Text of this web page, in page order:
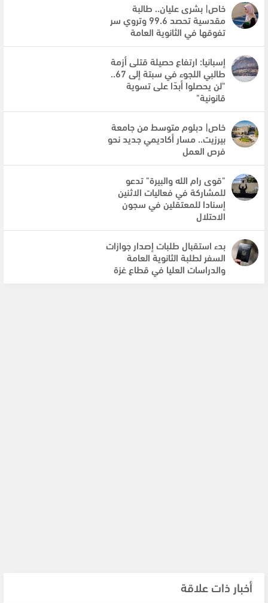
خاص| بشرى عليان.. طالبة
مقدسية تحصد 99.6 وتروي سر
تفوقها في الثانوية العامة
إسبانيا: ارتفاع حصيلة قتلى أزمة
طالبي اللجوء في سبتة إلى 67..
"لن يحصلوا أبدًا على تسوية
قانونية"
خاص| دبلوم متوسط من جامعة
بيرزيت.. مسار أكاديمي جديد نحو
فرص العمل
"قوى رام الله والبيرة" تدعو
للمشاركة في فعاليات الاثنين
إسنادا للمعتقلين في سجون
الاحتلال
بدء استقبال طلبات إصدار جوازات
السفر لطلبة الثانوية العامة
والدراسات العليا في قطاع غزة
أخبار ذات علاقة